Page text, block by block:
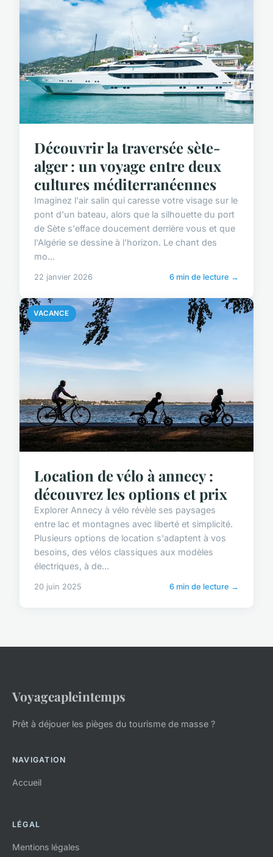
Découvrir la traversée sète-
alger : un voyage entre deux
cultures méditerranéennes
Imaginez l'air salin qui caresse votre visage sur le
pont d'un bateau, alors que la silhouette du port
de Sète s'efface doucement derrière vous et que
l'Algérie se dessine à l'horizon. Le chant des
mo...
22 janvier 2026 6 min de lecture →
VACANCE
Location de vélo à annecy :
découvrez les options et prix
Explorer Annecy à vélo révèle ses paysages
entre lac et montagnes avec liberté et simplicité.
Plusieurs options de location s'adaptent à vos
besoins, des vélos classiques aux modèles
électriques, à de...
20 juin 2025 6 min de lecture →
Voyageapleintemps
Prêt à déjouer les pièges du tourisme de masse ?
NAVIGATION
Accueil
LÉGAL
Mentions légales